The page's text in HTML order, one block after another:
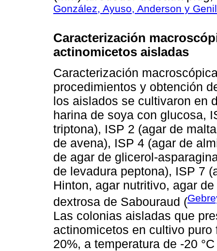
González, Ayuso, Anderson y
Caracterización
actinomicetos aisladas
Caracterización
procedimientos y obtención
los aislados se cultivaron en
harina de soya con glucosa,
triptona), ISP 2 (agar de
de avena), ISP 4 (agar de
de agar de glicerol-
de levadura peptona), ISP 7
Hinton, agar nutritivo, agar
dextrosa de Sabouraud (
Las colonias aisladas que
actinomicetos en cultivo
20%, a temperatura de -20